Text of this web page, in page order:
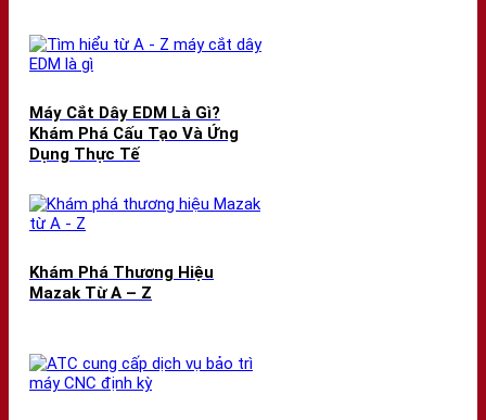
Máy Cắt Dây EDM Là Gì?
Khám Phá Cấu Tạo Và Ứng
Dụng Thực Tế
Khám Phá Thương Hiệu
Mazak Từ A – Z